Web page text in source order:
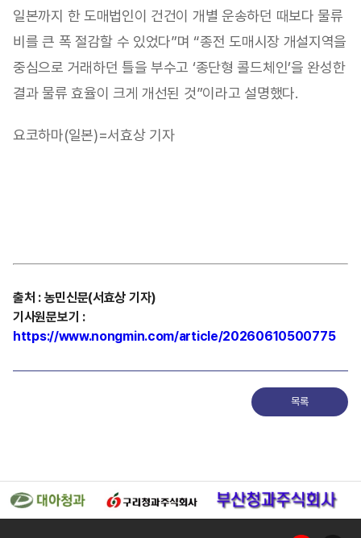
일본까지 한 도매법인이 건건이 개별 운송하던 때보다 물류
비를 큰 폭 절감할 수 있었다”며 “종전 도매시장 개설지역을
중심으로 거래하던 틀을 부수고 ‘종단형 콜드체인’을 완성한
결과 물류 효율이 크게 개선된 것”이라고 설명했다.
요코하마(일본)=서효상 기자
출처 : 농민신문(서효상 기자)
기사원문보기 :
https://www.nongmin.com/article/20260610500775
목록